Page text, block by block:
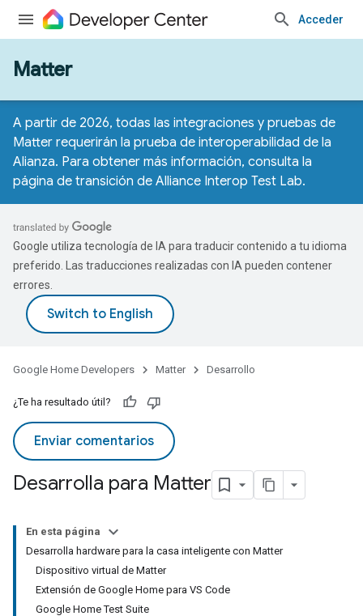
Acceder
Matter
A partir de 2026, todas las integraciones y pruebas de
Matter requerirán la prueba de interoperabilidad de la
Alianza. Para obtener más información, consulta la
página de transición de Alliance Interop Test Lab.
Google utiliza tecnología de IA para traducir contenido a tu idioma
preferido. Las traducciones realizadas con IA pueden contener
errores.
Google Home Developers Matter Desarrollo
¿Te ha resultado útil?
Enviar comentarios
Desarrolla para Matter
En esta página
Desarrolla hardware para la casa inteligente con Matter
Dispositivo virtual de Matter
Extensión de Google Home para VS Code
Google Home Test Suite